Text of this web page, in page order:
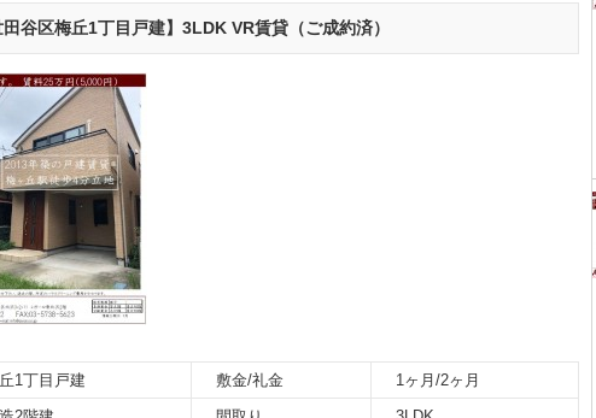
谷区梅丘1丁目戸建】3LDK VR賃貸（ご成約済）
1丁目戸建 敷金/礼金
1ヶ月/2ヶ月